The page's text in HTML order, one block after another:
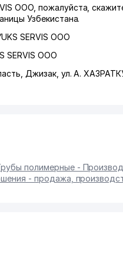
ООО, пожалуйста,
Узбекистана.
SERVIS ООО
SERVIS ООО
Джизак, ул. А.
полимерные -
- продажа,